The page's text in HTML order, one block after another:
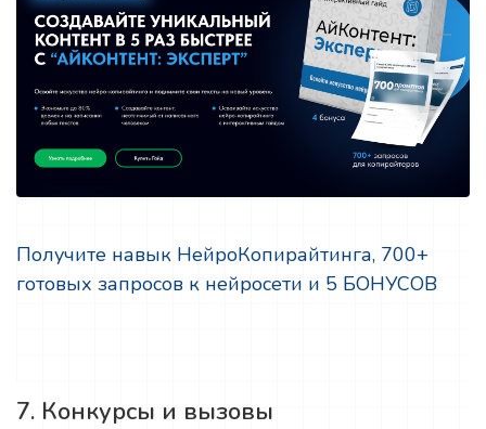
Получите навык НейроКопирайтинга, 700+
готовых запросов к нейросети и 5 БОНУСОВ
7. Конкурсы и вызовы